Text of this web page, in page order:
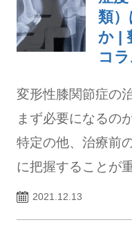
類
か |
コ
変形性膝関節症の
まず必要になるの
特定の他、治療前
に把握することが
2021.12.13